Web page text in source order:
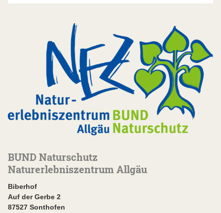
BUND Naturschutz
Naturerlebniszentrum Allgäu
Biberhof
Auf der Gerbe 2
87527 Sonthofen